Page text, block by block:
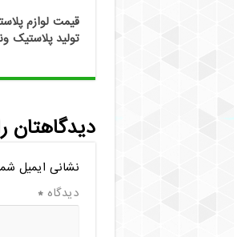
قیمت لوازم
تولید پلاستیک
دیدگاهتان
نشانی ایمیل
دیدگاه*